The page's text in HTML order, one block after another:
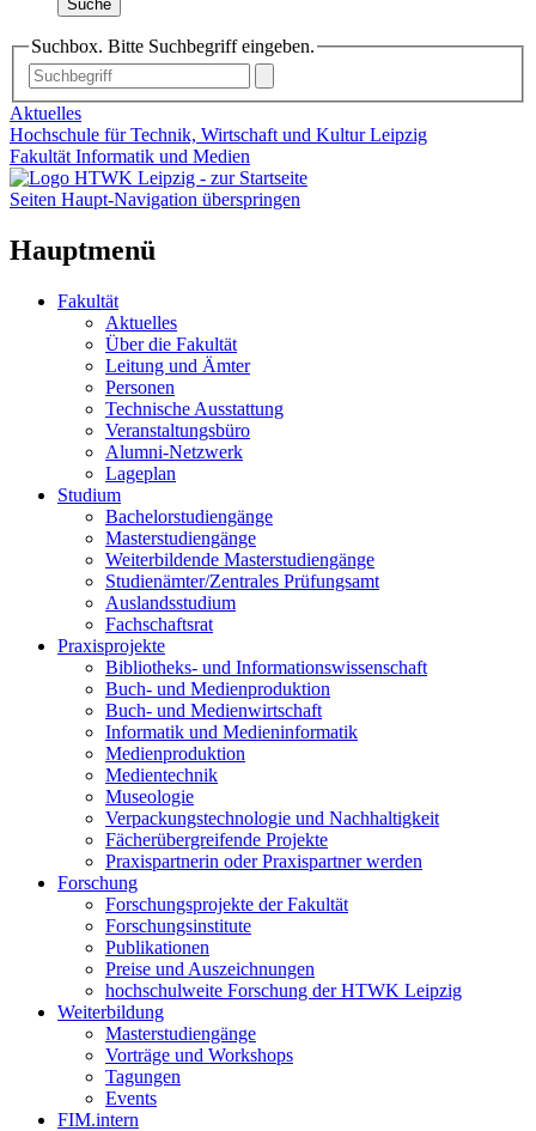
Suche
Suchbox. Bitte Suchbegriff eingeben.
Aktuelles
Hochschule für Technik, Wirtschaft und Kultur Leipzig
Fakultät Informatik und Medien
Seiten Haupt-Navigation überspringen
Hauptmenü
Fakultät
Aktuelles
Über die Fakultät
Leitung und Ämter
Personen
Technische Ausstattung
Veranstaltungsbüro
Alumni-Netzwerk
Lageplan
Studium
Bachelorstudiengänge
Masterstudiengänge
Weiterbildende Masterstudiengänge
Studienämter/Zentrales Prüfungsamt
Auslandsstudium
Fachschaftsrat
Praxisprojekte
Bibliotheks- und Informationswissenschaft
Buch- und Medienproduktion
Buch- und Medienwirtschaft
Informatik und Medieninformatik
Medienproduktion
Medientechnik
Museologie
Verpackungstechnologie und Nachhaltigkeit
Fächerübergreifende Projekte
Praxispartnerin oder Praxispartner werden
Forschung
Forschungsprojekte der Fakultät
Forschungsinstitute
Publikationen
Preise und Auszeichnungen
hochschulweite Forschung der HTWK Leipzig
Weiterbildung
Masterstudiengänge
Vorträge und Workshops
Tagungen
Events
FIM.intern